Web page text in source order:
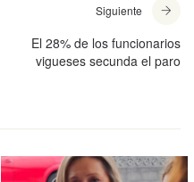
Siguiente
El 28% de los funcionarios
vigueses secunda el paro